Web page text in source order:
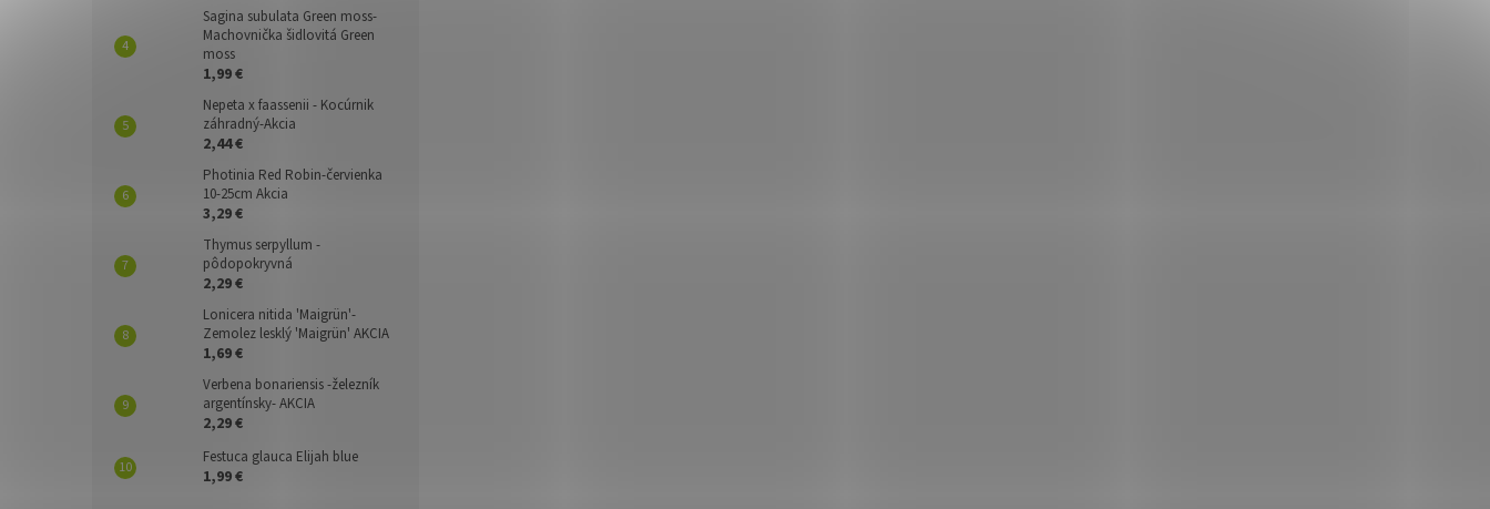
Sagina subulata Green moss-
Machovnička šidlovitá Green
moss
1,99 €
Nepeta x faassenii - Kocúrnik
záhradný-Akcia
2,44 €
Photinia Red Robin-červienka
10-25cm Akcia
3,29 €
Thymus serpyllum -
pôdopokryvná
2,29 €
Lonicera nitida 'Maigrün'-
Zemolez lesklý 'Maigrün' AKCIA
1,69 €
Verbena bonariensis -železník
argentínsky- AKCIA
2,29 €
Festuca glauca Elijah blue
1,99 €